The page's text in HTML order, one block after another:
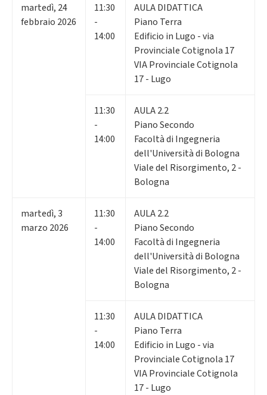
martedì, 24
febbraio 2026
11:30
-
14:00
AULA DIDATTICA
Piano Terra
Edificio in Lugo - via
Provinciale Cotignola 17
VIA Provinciale Cotignola
17 - Lugo
11:30
-
14:00
AULA 2.2
Piano Secondo
Facoltà di Ingegneria
dell'Università di Bologna
Viale del Risorgimento, 2 -
Bologna
martedì,3
marzo 2026
11:30
-
14:00
AULA 2.2
Piano Secondo
Facoltà di Ingegneria
dell'Università di Bologna
Viale del Risorgimento, 2 -
Bologna
11:30
-
14:00
AULA DIDATTICA
Piano Terra
Edificio in Lugo - via
Provinciale Cotignola 17
VIA Provinciale Cotignola
17 - Lugo